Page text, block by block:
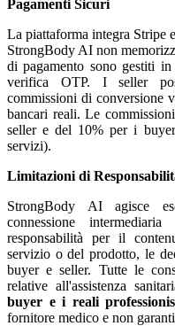
Pagamenti Sicuri
La piattaforma integra Stripe
StrongBody AI non
di pagamento sono gestiti
verifica OTP. I seller
commissioni di conversione
bancari reali. Le
seller e del 10% per i
servizi).
Limitazioni di
StrongBody AI agisce
connessione
responsabilità per il
servizio o del prodotto, le
buyer e seller. Tutte le
relative all'assistenza
buyer e i reali
fornitore medico e non